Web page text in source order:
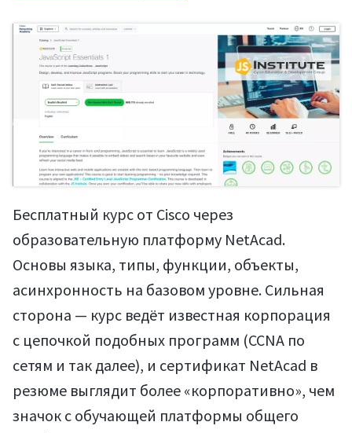
Бесплатный курс от Cisco через
образовательную платформу NetAcad.
Основы языка, типы, функции, объекты,
асинхронность на базовом уровне. Сильная
сторона — курс ведёт известная корпорация
с цепочкой подобных программ (CCNA по
сетям и так далее), и сертификат NetAcad в
резюме выглядит более «корпоративно», чем
значок с обучающей платформы общего